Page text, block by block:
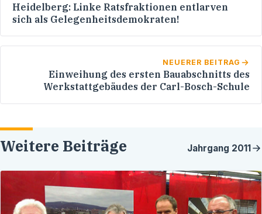
Heidelberg: Linke Ratsfraktionen entlarven
sich als Gelegenheitsdemokraten!
NEUERER BEITRAG
Einweihung des ersten Bauabschnitts des
Werkstattgebäudes der Carl-Bosch-Schule
Weitere Beiträge Jahrgang 2011